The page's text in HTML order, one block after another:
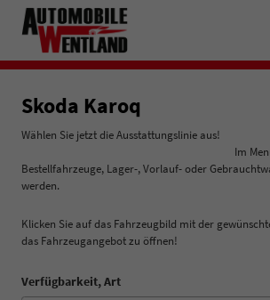
Skoda Karoq
Wählen Sie jetzt die
Im Menü
Bestellfahrzeuge, Lager-, Vorlauf- oder
werden.
Klicken Sie auf das Fahrzeugbild mit der
das Fahrzeugangebot zu öffnen!
Verfügbarkeit, Art